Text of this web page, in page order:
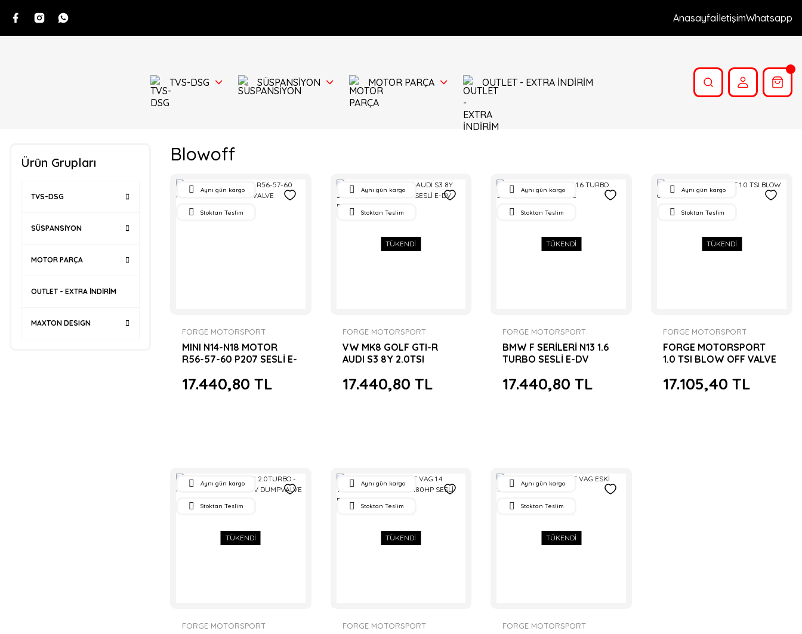
AnasayfaİletişimWhatsapp
TVS-DSG SÜSPANSİYON MOTOR PARÇA OUTLET - EXTRA İNDİRİM
Ürün Grupları
TVS-DSG
SÜSPANSİYON
MOTOR PARÇA
OUTLET - EXTRA İNDİRİM
MAXTON DESIGN
Blowoff
Aynı gün kargo
Stoktan Teslim
FORGE MOTORSPORT
MINI N14-N18 MOTOR
R56-57-60 P207 SESLİ E-
17.440,80 TL
TÜKENDİ
Aynı gün kargo
Stoktan Teslim
FORGE MOTORSPORT
VW MK8 GOLF GTI-R
AUDI S3 8Y 2.0TSI
DV DUMPVALVE
17.440,80 TL
TÜKENDİ
Aynı gün kargo
Stoktan Teslim
FORGE MOTORSPORT
BMW F SERİLERİ N13 1.6
TURBO SESLİ E-DV
17.440,80 TL
TÜKENDİ
Aynı gün kargo
Stoktan Teslim
FORGE MOTORSPORT
FORGE MOTORSPORT
1.0 TSI BLOW OFF VALVE
17.105,40 TL
TÜKENDİ
Aynı gün kargo
Stoktan Teslim
FORGE MOTORSPORT
TÜKENDİ
Aynı gün kargo
Stoktan Teslim
FORGE MOTORSPORT
TÜKENDİ
Aynı gün kargo
Stoktan Teslim
FORGE MOTORSPORT